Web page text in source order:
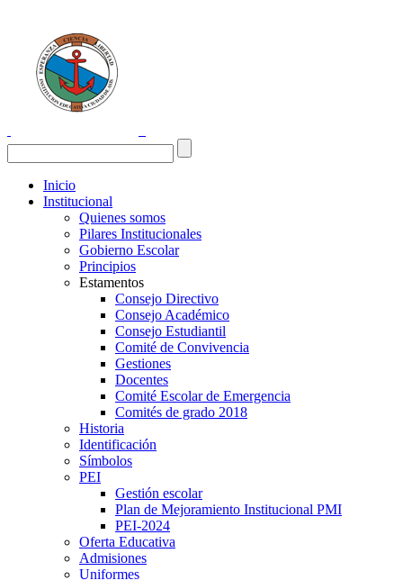
Inicio
Institucional
Quienes somos
Pilares Institucionales
Gobierno Escolar
Principios
Estamentos
Consejo Directivo
Consejo Académico
Consejo Estudiantil
Comité de Convivencia
Gestiones
Docentes
Comité Escolar de Emergencia
Comités de grado 2018
Historia
Identificación
Símbolos
PEI
Gestión escolar
Plan de Mejoramiento Institucional PMI
PEI-2024
Oferta Educativa
Admisiones
Uniformes